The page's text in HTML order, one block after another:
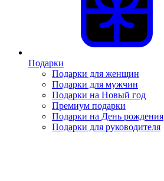
Подарки
Подарки для женщин
Подарки для мужчин
Подарки на Новый год
Премиум подарки
Подарки на День рождения
Подарки для руководителя